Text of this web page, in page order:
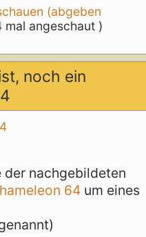
(abgeben
mal angeschaut )
noch ein
nachgebildeten
64 um eines